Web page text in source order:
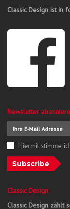
Classic Design ist in
Newsletter
Hiermit stimme
Subscribe
Classic Design
Classic Design zählt